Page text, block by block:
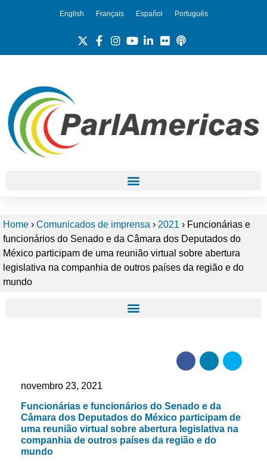
English Français Español Português
Home › Comunicados de imprensa › 2021 › Funcionárias e
funcionários do Senado e da Câmara dos Deputados do
México participam de uma reunião virtual sobre abertura
legislativa na companhia de outros países da região e do
mundo
novembro 23, 2021
Funcionárias e funcionários do Senado e da
Câmara dos Deputados do México participam de
uma reunião virtual sobre abertura legislativa na
companhia de outros países da região e do
mundo